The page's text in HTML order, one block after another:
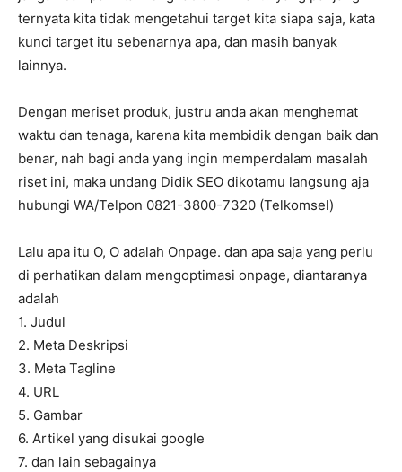
ternyata kita tidak mengetahui target kita siapa saja, kata
kunci target itu sebenarnya apa, dan masih banyak
lainnya.
Dengan meriset produk, justru anda akan menghemat
waktu dan tenaga, karena kita membidik dengan baik dan
benar, nah bagi anda yang ingin memperdalam masalah
riset ini, maka undang Didik SEO dikotamu langsung aja
hubungi WA/Telpon 0821-3800-7320 (Telkomsel)
Lalu apa itu O, O adalah Onpage. dan apa saja yang perlu
di perhatikan dalam mengoptimasi onpage, diantaranya
adalah
1. Judul
2. Meta Deskripsi
3. Meta Tagline
4. URL
5. Gambar
6. Artikel yang disukai google
7. dan lain sebagainya